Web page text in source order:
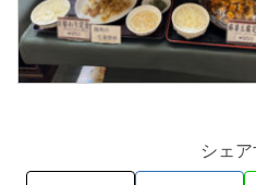
シェア